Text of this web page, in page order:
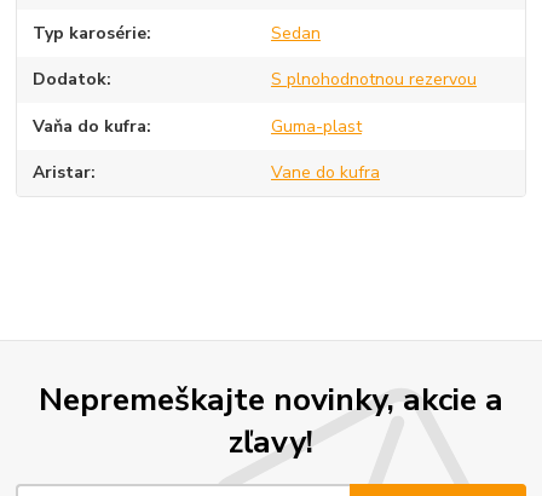
Typ karosérie Sedan
Dodatok S plnohodnotnou rezervou
Vaňa do kufra Guma-plast
Aristar Vane do kufra
Nepremeškajte novinky, akcie a
zľavy!